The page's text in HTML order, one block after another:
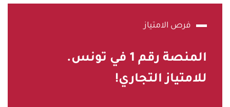
فرص الامتياز
المنصة رقم 1 في تونس.
للامتياز التجاري!